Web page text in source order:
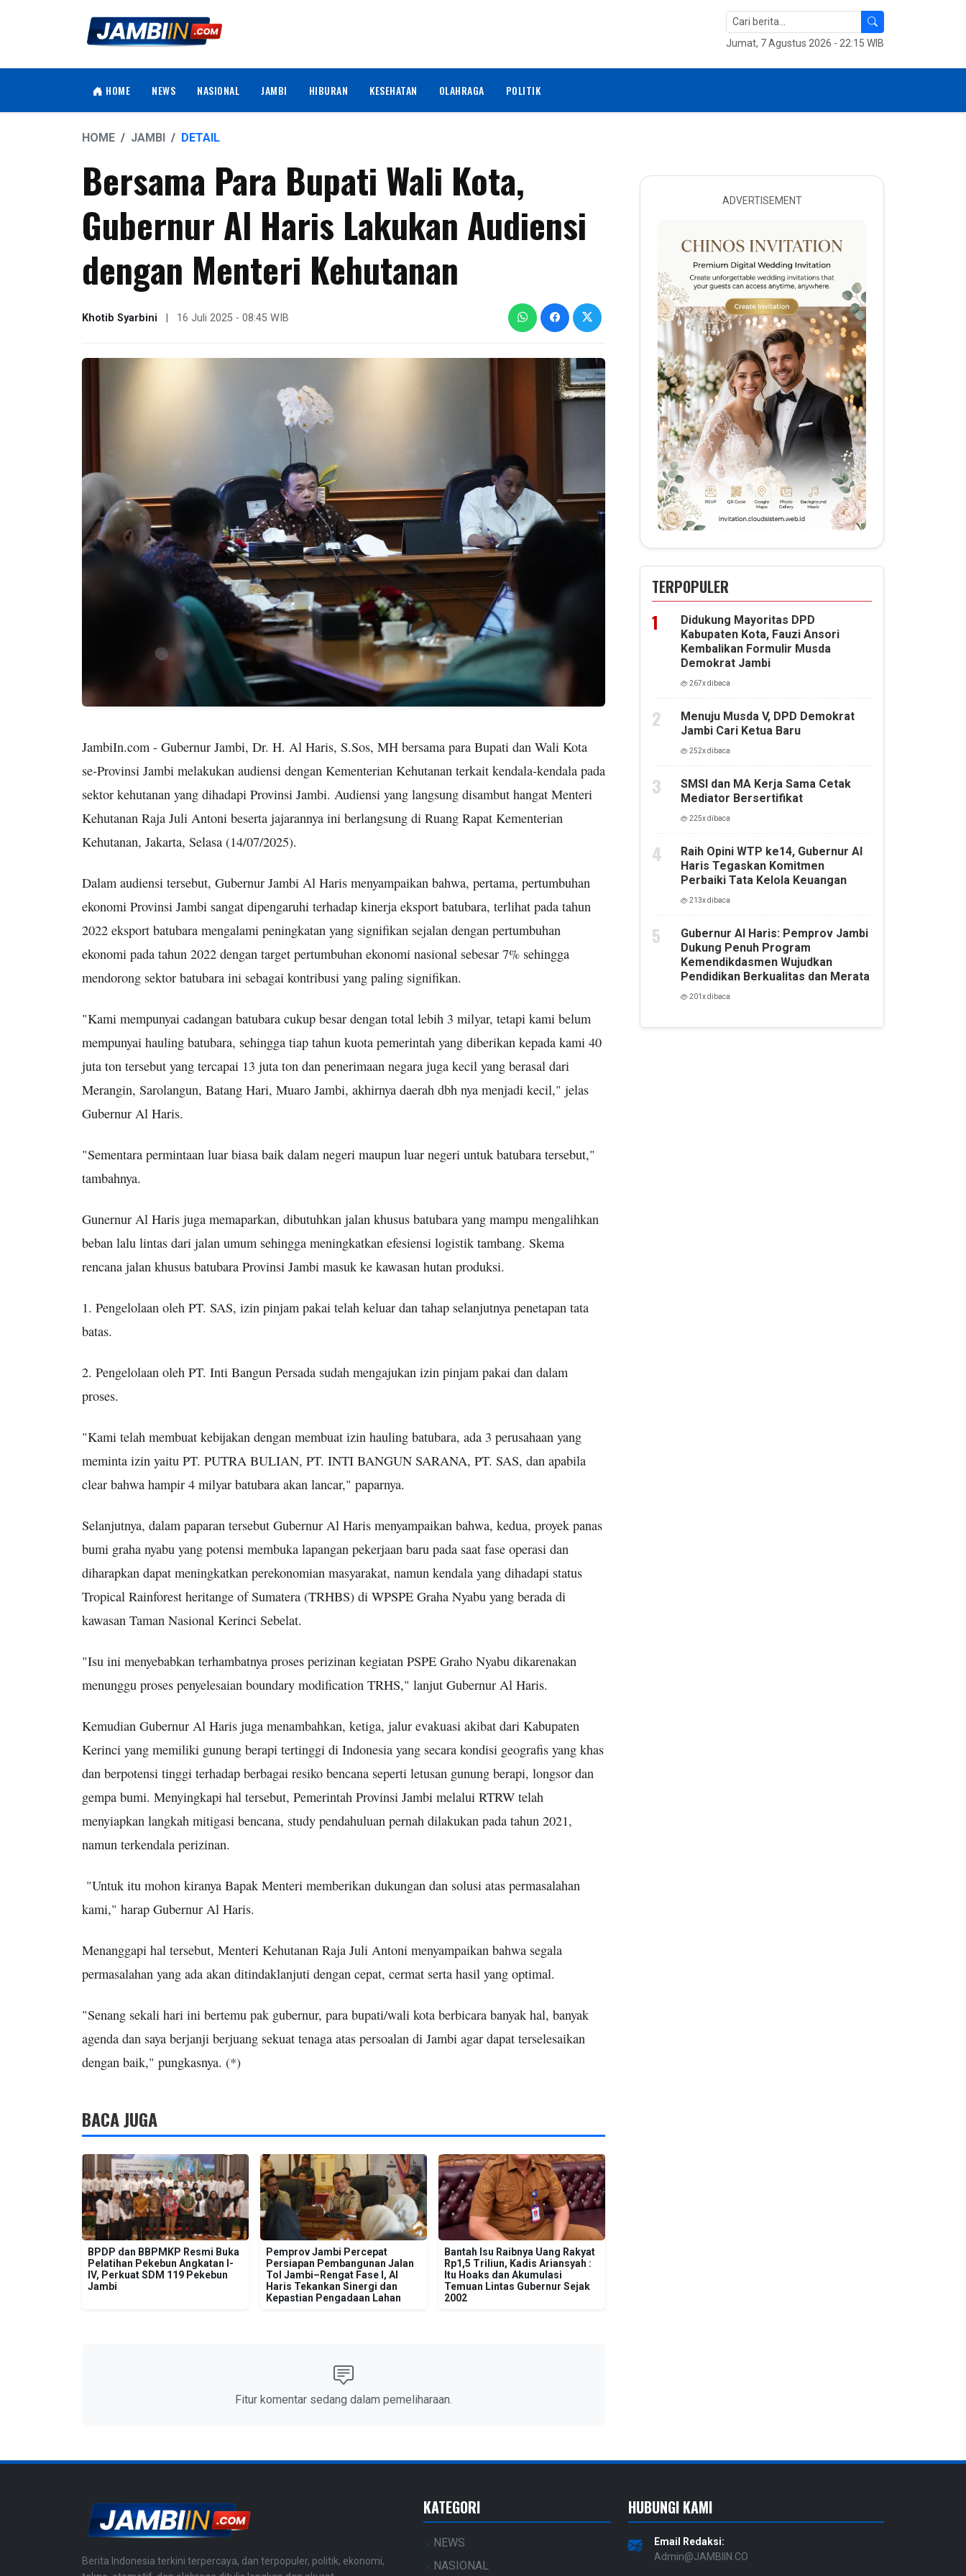
Jumat, 7 Agustus 2026 - 22:15 WIB
HOME NEWS NASIONAL JAMBI HIBURAN KESEHATAN OLAHRAGA POLITIK
HOME JAMBI DETAIL
Bersama Para Bupati Wali Kota,
Gubernur Al Haris Lakukan Audiensi
dengan Menteri Kehutanan
Khotib Syarbini 16 Juli 2025 - 08:45 WIB
JambiIn.com - Gubernur Jambi, Dr. H. Al Haris, S.Sos, MH bersama para Bupati dan Wali Kota
se-Provinsi Jambi melakukan audiensi dengan Kementerian Kehutanan terkait kendala-kendala pada
sektor kehutanan yang dihadapi Provinsi Jambi. Audiensi yang langsung disambut hangat Menteri
Kehutanan Raja Juli Antoni beserta jajarannya ini berlangsung di Ruang Rapat Kementerian
Kehutanan, Jakarta, Selasa (14/07/2025).
Dalam audiensi tersebut, Gubernur Jambi Al Haris menyampaikan bahwa, pertama, pertumbuhan
ekonomi Provinsi Jambi sangat dipengaruhi terhadap kinerja eksport batubara, terlihat pada tahun
2022 eksport batubara mengalami peningkatan yang signifikan sejalan dengan pertumbuhan
ekonomi pada tahun 2022 dengan target pertumbuhan ekonomi nasional sebesar 7% sehingga
mendorong sektor batubara ini sebagai kontribusi yang paling signifikan.
"Kami mempunyai cadangan batubara cukup besar dengan total lebih 3 milyar, tetapi kami belum
mempunyai hauling batubara, sehingga tiap tahun kuota pemerintah yang diberikan kepada kami 40
juta ton tersebut yang tercapai 13 juta ton dan penerimaan negara juga kecil yang berasal dari
Merangin, Sarolangun, Batang Hari, Muaro Jambi, akhirnya daerah dbh nya menjadi kecil," jelas
Gubernur Al Haris.
"Sementara permintaan luar biasa baik dalam negeri maupun luar negeri untuk batubara tersebut,"
tambahnya.
Gunernur Al Haris juga memaparkan, dibutuhkan jalan khusus batubara yang mampu mengalihkan
beban lalu lintas dari jalan umum sehingga meningkatkan efesiensi logistik tambang. Skema
rencana jalan khusus batubara Provinsi Jambi masuk ke kawasan hutan produksi.
1. Pengelolaan oleh PT. SAS, izin pinjam pakai telah keluar dan tahap selanjutnya penetapan tata
batas.
2. Pengelolaan oleh PT. Inti Bangun Persada sudah mengajukan izin pinjam pakai dan dalam
proses.
"Kami telah membuat kebijakan dengan membuat izin hauling batubara, ada 3 perusahaan yang
meminta izin yaitu PT. PUTRA BULIAN, PT. INTI BANGUN SARANA, PT. SAS, dan apabila
clear bahwa hampir 4 milyar batubara akan lancar," paparnya.
Selanjutnya, dalam paparan tersebut Gubernur Al Haris menyampaikan bahwa, kedua, proyek panas
bumi graha nyabu yang potensi membuka lapangan pekerjaan baru pada saat fase operasi dan
diharapkan dapat meningkatkan perekonomian masyarakat, namun kendala yang dihadapi status
Tropical Rainforest heritange of Sumatera (TRHBS) di WPSPE Graha Nyabu yang berada di
kawasan Taman Nasional Kerinci Sebelat.
"Isu ini menyebabkan terhambatnya proses perizinan kegiatan PSPE Graho Nyabu dikarenakan
menunggu proses penyelesaian boundary modification TRHS," lanjut Gubernur Al Haris.
Kemudian Gubernur Al Haris juga menambahkan, ketiga, jalur evakuasi akibat dari Kabupaten
Kerinci yang memiliki gunung berapi tertinggi di Indonesia yang secara kondisi geografis yang khas
dan berpotensi tinggi terhadap berbagai resiko bencana seperti letusan gunung berapi, longsor dan
gempa bumi. Menyingkapi hal tersebut, Pemerintah Provinsi Jambi melalui RTRW telah
menyiapkan langkah mitigasi bencana, study pendahuluan pernah dilakukan pada tahun 2021,
namun terkendala perizinan.
"Untuk itu mohon kiranya Bapak Menteri memberikan dukungan dan solusi atas permasalahan
kami," harap Gubernur Al Haris.
Menanggapi hal tersebut, Menteri Kehutanan Raja Juli Antoni menyampaikan bahwa segala
permasalahan yang ada akan ditindaklanjuti dengan cepat, cermat serta hasil yang optimal.
"Senang sekali hari ini bertemu pak gubernur, para bupati/wali kota berbicara banyak hal, banyak
agenda dan saya berjanji berjuang sekuat tenaga atas persoalan di Jambi agar dapat terselesaikan
dengan baik," pungkasnya. (*)
BACA JUGA
BPDP dan BBPMKP Resmi Buka
Pelatihan Pekebun Angkatan I-
IV, Perkuat SDM 119 Pekebun
Jambi
Pemprov Jambi Percepat
Persiapan Pembangunan Jalan
Tol Jambi–Rengat Fase I, Al
Haris Tekankan Sinergi dan
Kepastian Pengadaan Lahan
Bantah Isu Raibnya Uang Rakyat
Rp1,5 Triliun, Kadis Ariansyah :
Itu Hoaks dan Akumulasi
Temuan Lintas Gubernur Sejak
2002
Fitur komentar sedang dalam pemeliharaan.
ADVERTISEMENT
TERPOPULER
Didukung Mayoritas DPD
Kabupaten Kota, Fauzi Ansori
Kembalikan Formulir Musda
Demokrat Jambi
267x dibaca
Menuju Musda V, DPD Demokrat
Jambi Cari Ketua Baru
252x dibaca
SMSI dan MA Kerja Sama Cetak
Mediator Bersertifikat
225x dibaca
Raih Opini WTP ke14, Gubernur Al
Haris Tegaskan Komitmen
Perbaiki Tata Kelola Keuangan
213x dibaca
Gubernur Al Haris: Pemprov Jambi
Dukung Penuh Program
Kemendikdasmen Wujudkan
Pendidikan Berkualitas dan Merata
201x dibaca
Berita Indonesia terkini terpercaya, dan terpopuler, politik, ekonomi,
KATEGORI
NEWS
NASIONAL
HUBUNGI KAMI
Email Redaksi:
Admin@JAMBIIN.CO